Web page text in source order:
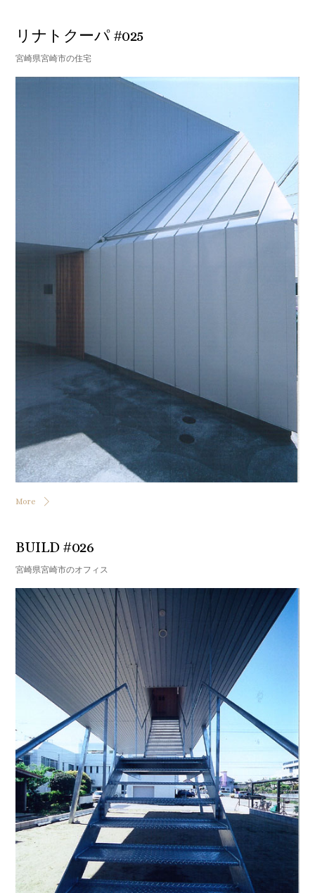
リナトクーパ #025
宮崎県宮崎市の住宅
More
BUILD #026
宮崎県宮崎市のオフィス